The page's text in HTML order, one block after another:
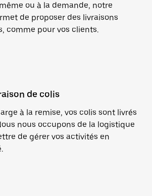
ou à la demande, notre
de proposer des livraisons
comme pour vos clients.
de colis
à la remise, vos colis sont livrés
nous occupons de la logistique
de gérer vos activités en